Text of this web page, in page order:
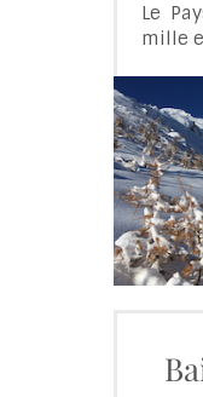
Le
mille